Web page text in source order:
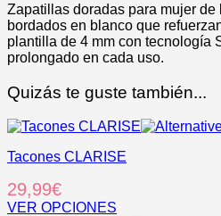
Zapatillas doradas para mujer
bordados en blanco que
plantilla de 4 mm con tecnología
prolongado en cada uso.
Quizás te guste también...
Tacones CLARISE
29,99€
VER OPCIONES